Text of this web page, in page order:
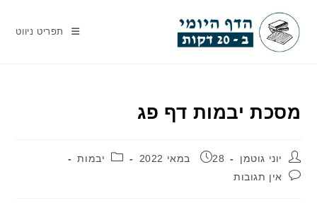
content
תפריט ניווט
מסכת יבמות דף פג
מחבר:יוני גוטמן פורסם:
28 במאי 2022 קטגוריה:
יבמות
תגובות:אין תגובות